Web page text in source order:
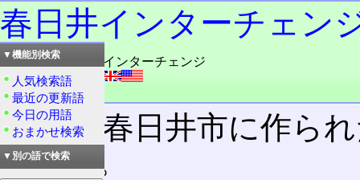
春日井インターチェン
読み：かすがい・インターチェンジ
外語：Kasugai IC
品詞：その他地名
愛知県春日井市に作ら
ェンジ。
▼機能別検索
人気検索語
最近の更新語
今日の用語
おまかせ検索
▼別の語で検索